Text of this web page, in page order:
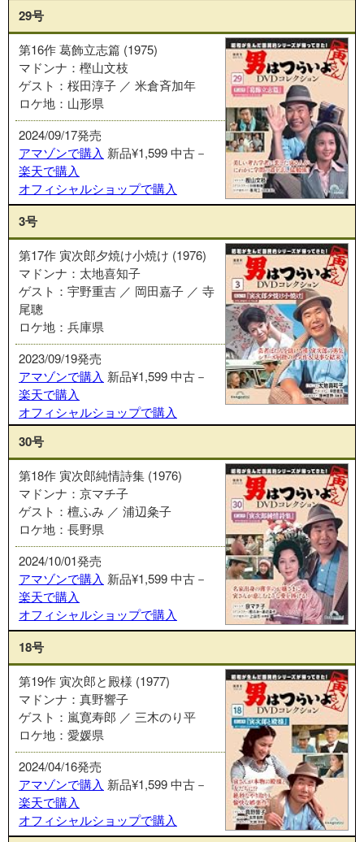
29号
第16作 葛飾立志篇 (1975)
マドンナ：樫山文枝
ゲスト：桜田淳子 ／ 米倉斉加年
ロケ地：山形県
2024/09/17発売
アマゾンで購入 新品¥1,599中古－
楽天で購入
オフィシャルショップで購入
3号
第17作 寅次郎夕焼け小焼け (1976)
マドンナ：太地喜知子
ゲスト：宇野重吉 ／ 岡田嘉子 ／ 寺
尾聰
ロケ地：兵庫県
2023/09/19発売
アマゾンで購入 新品¥1,599中古－
楽天で購入
オフィシャルショップで購入
30号
第18作 寅次郎純情詩集 (1976)
マドンナ：京マチ子
ゲスト：檀ふみ ／ 浦辺粂子
ロケ地：長野県
2024/10/01発売
アマゾンで購入 新品¥1,599中古－
楽天で購入
オフィシャルショップで購入
18号
第19作 寅次郎と殿様 (1977)
マドンナ：真野響子
ゲスト：嵐寛寿郎 ／ 三木のり平
ロケ地：愛媛県
2024/04/16発売
アマゾンで購入 新品¥1,599中古－
楽天で購入
オフィシャルショップで購入